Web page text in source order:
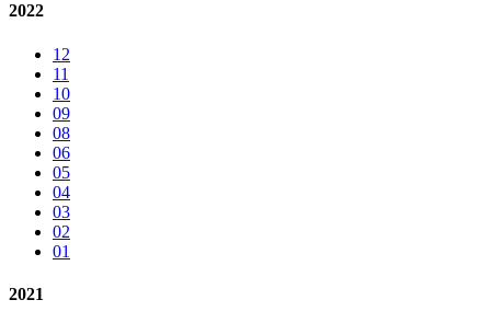
2022
12
11
10
09
08
06
05
04
03
02
01
2021